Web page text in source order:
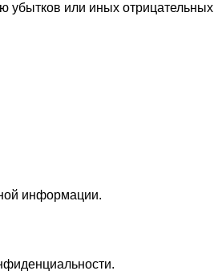
убытков или иных отрицательных
информации.